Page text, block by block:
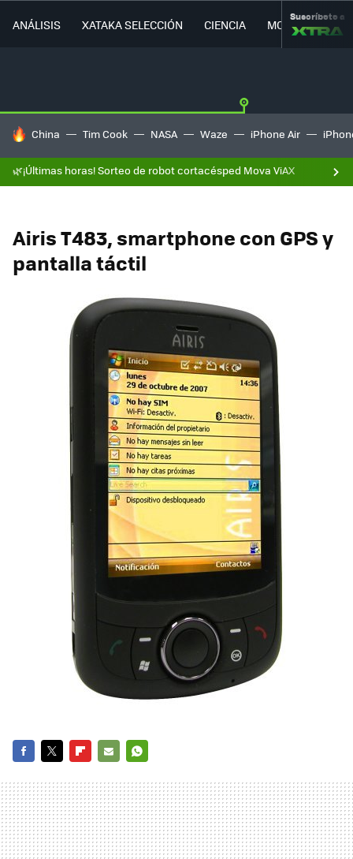
ANÁLISIS XATAKA SELECCIÓN CIENCIA MOVILIDAD
Suscríbete a
HOY SE HABLA DE
China Tim Cook NASA Waze iPhone Air
🌿¡Últimas horas! Sorteo de robot cortacésped Mova ViAX
Airis T483, smartphone con GPS y
pantalla táctil
MAIL